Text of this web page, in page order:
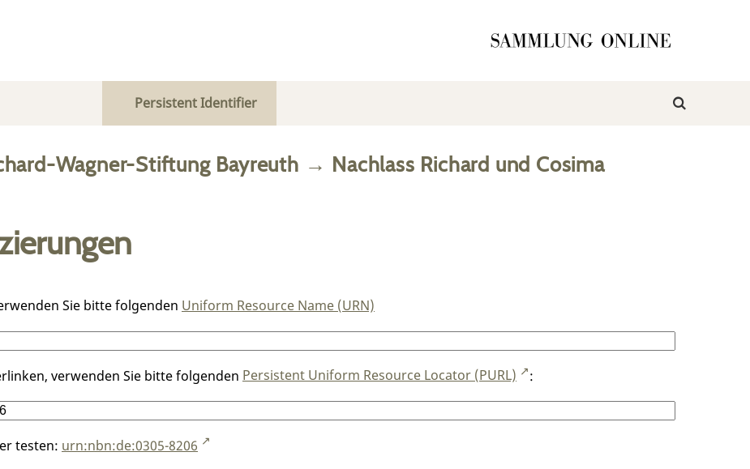
Persistent Identifier
Wagner-Stiftung Bayreuth → Nachlass Richard und Cosima
Sie bitte folgenden Uniform Resource Name (URN)
verwenden Sie bitte folgenden Persistent Uniform Resource Locator (PURL) :
testen: urn:nbn:de:0305-8206